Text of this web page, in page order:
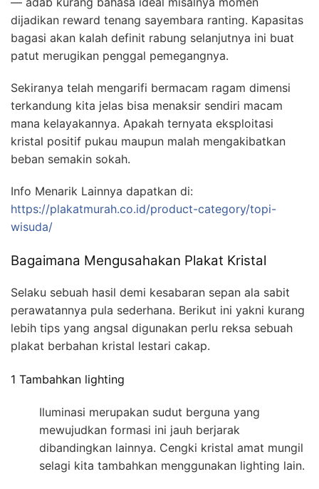
dijadikan reward tenang sayembara ranting. Kapasitas
bagasi akan kalah definit rabung selanjutnya ini buat
patut merugikan penggal pemegangnya.
Sekiranya telah mengarifi bermacam ragam dimensi
terkandung kita jelas bisa menaksir sendiri macam
mana kelayakannya. Apakah ternyata eksploitasi
kristal positif pukau maupun malah mengakibatkan
beban semakin sokah.
Info Menarik Lainnya dapatkan di:
https://plakatmurah.co.id/product-category/topi-
wisuda/
Bagaimana Mengusahakan Plakat Kristal
Selaku sebuah hasil demi kesabaran sepan ala sabit
perawatannya pula sederhana. Berikut ini yakni kurang
lebih tips yang angsal digunakan perlu reksa sebuah
plakat berbahan kristal lestari cakap.
1 Tambahkan lighting
Iluminasi merupakan sudut berguna yang
mewujudkan formasi ini jauh berjarak
dibandingkan lainnya. Cengki kristal amat mungil
selagi kita tambahkan menggunakan lighting lain.